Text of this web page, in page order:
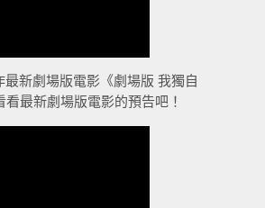
新劇場版電影《劇場版 我獨自
最新劇場版電影的預告吧！